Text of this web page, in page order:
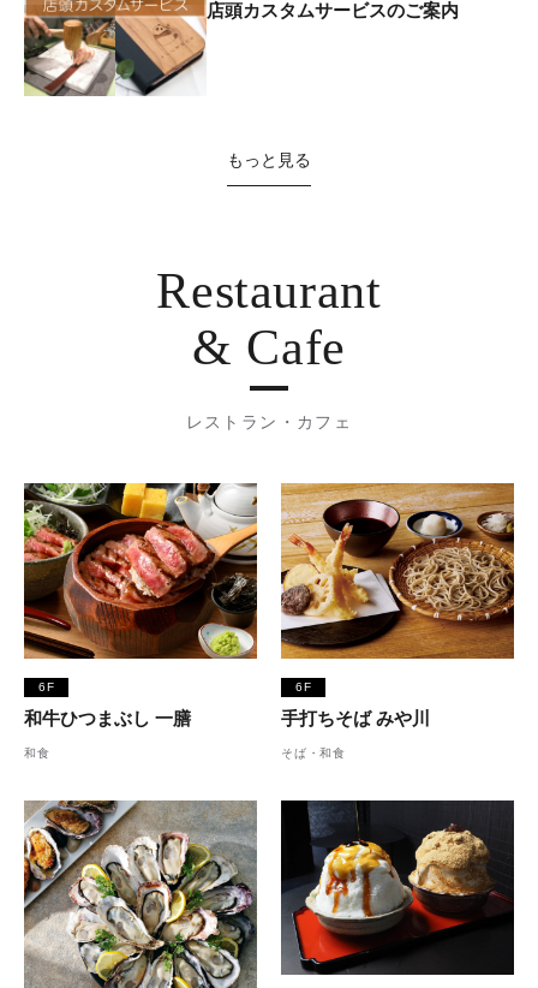
店頭カスタムサービスのご案内
もっと見る
Restaurant
& Cafe
レストラン・カフェ
6F
和牛ひつまぶし 一膳
和食
6F
手打ちそば みや川
そば・和食